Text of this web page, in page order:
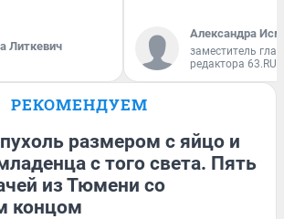
Литкевич
Александра
заместитель
редактора 63.RU
РЕКОМЕНДУЕМ
размером с яйцо и
с того света. Пять
из Тюмени со
концом